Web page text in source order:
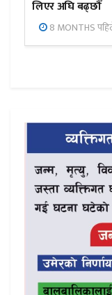
लिएर अघि बढ्छौँ
8 MONTHS